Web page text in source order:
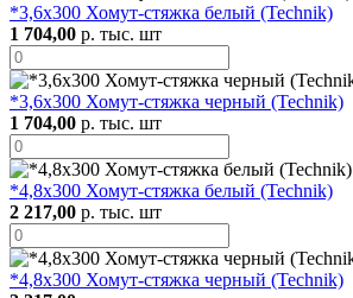
*3,6х300 Хомут-стяжка белый (Technik)
1 704,00 р. тыс. шт
*3,6х300 Хомут-стяжка черный (Technik)
1 704,00 р. тыс. шт
*4,8х300 Хомут-стяжка белый (Technik)
2 217,00 р. тыс. шт
*4,8х300 Хомут-стяжка черный (Technik)